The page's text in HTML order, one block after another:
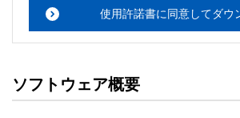
メーションセンターまでお願い
ルをお読み下さい。
ソフトウェアの保証範囲
・ソフトウェアのダウンロード・導入は
使用許諾書に同意してダウ
ソフトウェア概要